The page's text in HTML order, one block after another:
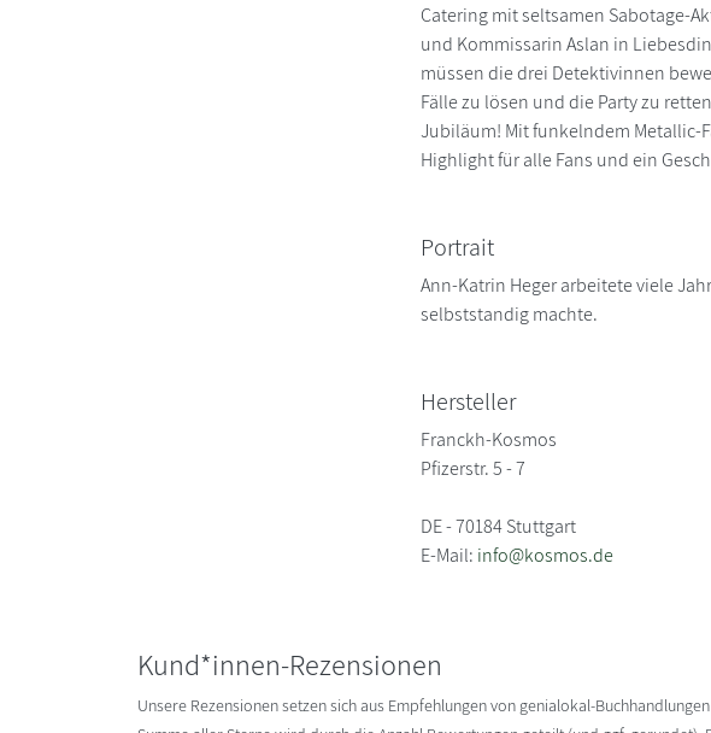
Catering mit seltsamen Sabotage-
und Kommissarin Aslan in
müssen die drei Detektivinnen
Fälle zu lösen und die Party zu
Jubiläum! Mit funkelndem Metallic-
Highlight für alle Fans und ein
Portrait
Ann-Katrin Heger arbeitete viele
selbststandig machte.
Hersteller
Franckh-Kosmos
Pfizerstr. 5 - 7
DE - 70184 Stuttgart
E-Mail: info@kosmos.de
Kund*innen-Rezensionen
Unsere Rezensionen setzen sich aus Empfehlungen von genialokal-